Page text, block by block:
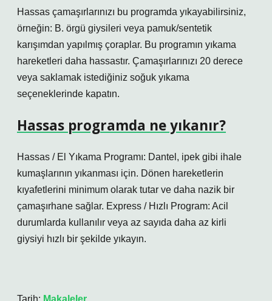
Hassas çamaşırlarınızı bu programda yıkayabilirsiniz,
örneğin: B. örgü giysileri veya pamuk/sentetik
karışımdan yapılmış çoraplar. Bu programın yıkama
hareketleri daha hassastır. Çamaşırlarınızı 20 derece
veya saklamak istediğiniz soğuk yıkama
seçeneklerinde kapatın.
Hassas programda ne yıkanır?
Hassas / El Yıkama Programı: Dantel, ipek gibi ihale
kumaşlarının yıkanması için. Dönen hareketlerin
kıyafetlerini minimum olarak tutar ve daha nazik bir
çamaşırhane sağlar. Express / Hızlı Program: Acil
durumlarda kullanılır veya az sayıda daha az kirli
giysiyi hızlı bir şekilde yıkayın.
Tarih: Makaleler